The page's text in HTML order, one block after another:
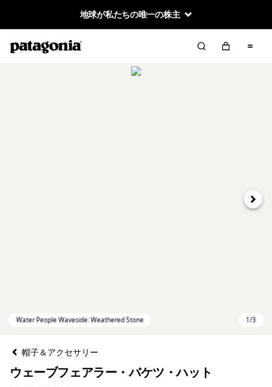
地球が私たちの唯一の株主
次へ
帽子＆アクセサリー
ウェーブフェアラー・バケツ・ハット